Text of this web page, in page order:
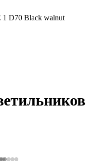
1 D70 Black walnut